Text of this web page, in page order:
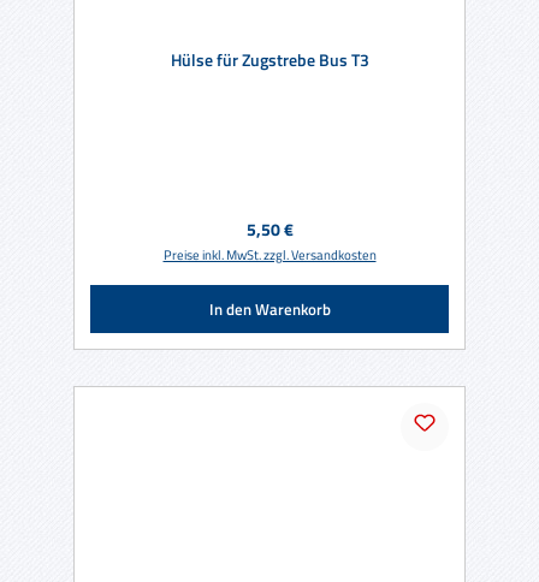
Hülse für Zugstrebe Bus T3
Regulärer Preis:
5,50 €
Preise inkl. MwSt. zzgl. Versandkosten
In den Warenkorb